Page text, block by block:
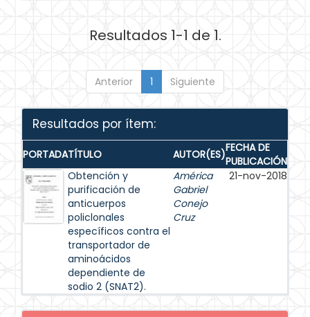
Resultados 1-1 de 1.
Anterior 1 Siguiente
Resultados por ítem:
PORTADATÍTULO AUTOR(ES)FECHA DE
PUBLICACIÓN
Obtención y
purificación de
anticuerpos
policlonales
específicos contra el
transportador de
aminoácidos
dependiente de
sodio 2 (SNAT2).
América
Gabriel
Conejo
Cruz
21-nov-2018